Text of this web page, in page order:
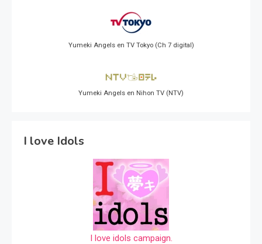
Yumeki Angels en TV Tokyo (Ch 7 digital)
Yumeki Angels en Nihon TV (NTV)
I love Idols
I love idols campaign.